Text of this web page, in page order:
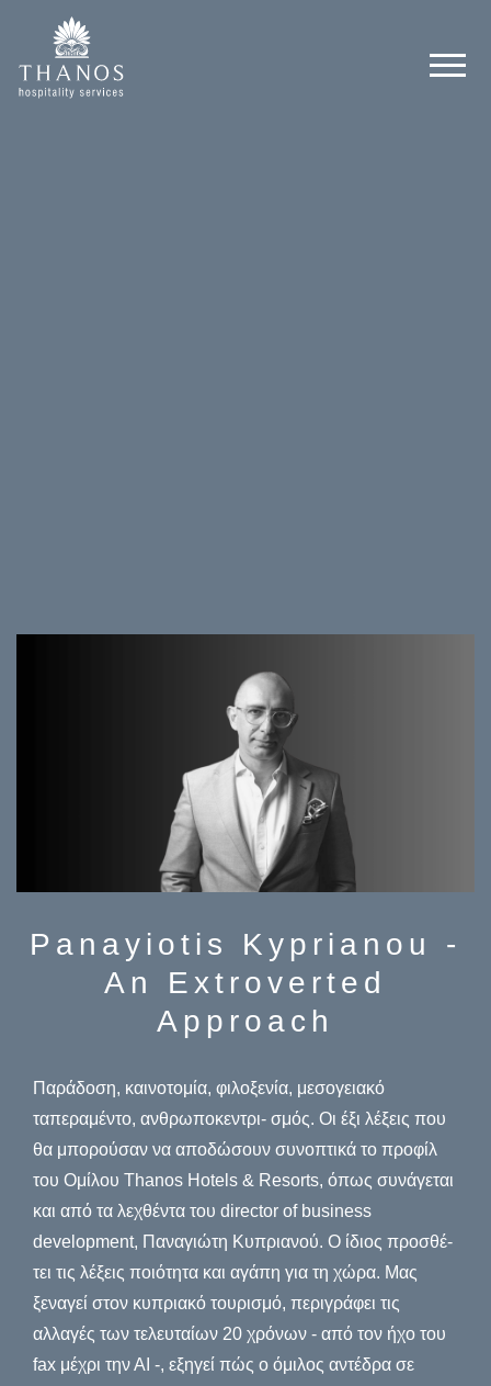
Panayiotis Kyprianou -
An Extroverted
Approach
Παράδοση, καινοτομία, φιλοξενία, μεσογειακό
ταπεραμέντο, ανθρωποκεντρι- σμός. Οι έξι λέξεις που
θα μπορούσαν να αποδώσουν συνοπτικά το προφίλ
του Ομίλου Thanos Hotels & Resorts, όπως συνάγεται
και από τα λεχθέντα του director of business
development, Παναγιώτη Κυπριανού. Ο ίδιος προσθέ-
τει τις λέξεις ποιότητα και αγάπη για τη χώρα. Μας
ξεναγεί στον κυπριακό τουρισμό, περιγράφει τις
αλλαγές των τελευταίων 20 χρόνων - από τον ήχο του
fax μέχρι την ΑΙ -, εξηγεί πώς ο όμιλος αντέδρα σε